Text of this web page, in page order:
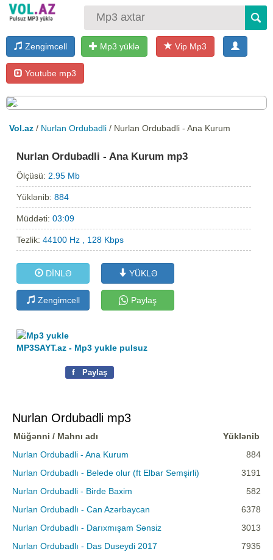
Zengimcell Mp3 yüklə Vip Mp3
Youtube mp3
Vol.az / Nurlan Ordubadli / Nurlan Ordubadli - Ana Kurum
Nurlan Ordubadli - Ana Kurum mp3
Ölçüsü: 2.95 Mb
Yüklənib:884
Müddəti:03:09
Tezlik:44100 Hz , 128 Kbps
DİNLƏ YÜKLƏ
Zengimcell Paylaş
MP3SAYT.az - Mp3 yukle pulsuz
f Paylaş
Nurlan Ordubadli mp3
Müğənni / Mahnı adı
Yüklənib
Nurlan Ordubadli - Ana Kurum
884
Nurlan Ordubadlı - Belede olur (ft Elbar Semşirli)
3191
Nurlan Ordubadli - Birde Baxim
582
Nurlan Ordubadlı - Can Azərbaycan
6378
Nurlan Ordubadlı - Darıxmışam Sənsiz
3013
Nurlan Ordubadlı - Das Duseydi 2017
7935